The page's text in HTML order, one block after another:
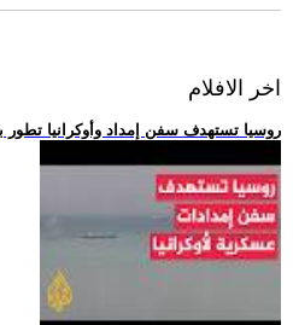
اخر الافلام
.. روسيا تستهدف سفن إمداد وأوكرانيا تطور